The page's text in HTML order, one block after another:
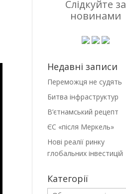
Слідкуйте за
новинами
Недавні записи
Переможця не судять
Битва інфраструктур
В’єтнамський рецепт
ЄС «після Меркель»
Нові реалії ринку
глобальних інвестицій
Категорії